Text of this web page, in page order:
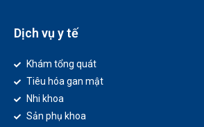
Dịch vụ y tế
Khám tổng quát
Tiêu hóa gan mật
Nhi khoa
Sản phụ khoa